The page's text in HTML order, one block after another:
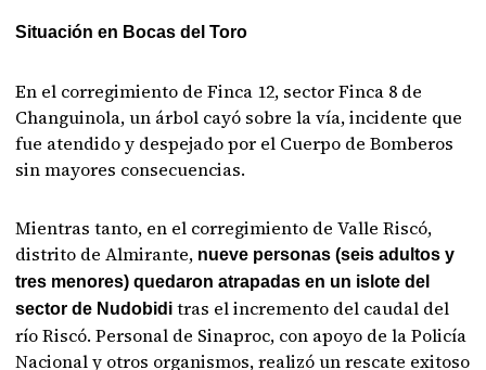
Situación en Bocas del Toro
En el corregimiento de Finca 12, sector Finca 8 de
Changuinola, un árbol cayó sobre la vía, incidente que
fue atendido y despejado por el Cuerpo de Bomberos
sin mayores consecuencias.
Mientras tanto, en el corregimiento de Valle Riscó,
distrito de Almirante, nueve personas (seis adultos y
tres menores) quedaron atrapadas en un islote del
sector de Nudobidi tras el incremento del caudal del
río Riscó. Personal de Sinaproc, con apoyo de la Policía
Nacional y otros organismos, realizó un rescate exitoso